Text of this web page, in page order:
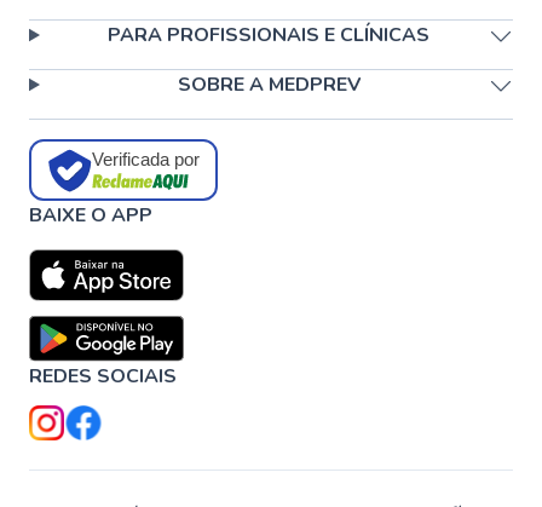
PARA PROFISSIONAIS E CLÍNICAS
SOBRE A MEDPREV
Verificada por
BAIXE O APP
REDES SOCIAIS